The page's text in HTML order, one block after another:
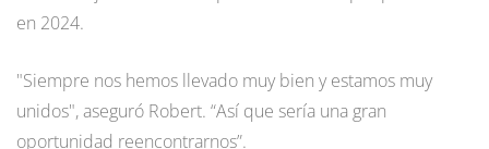
en 2024.
"Siempre nos hemos llevado muy bien y estamos muy
unidos", aseguró Robert. “Así que sería una gran
oportunidad reencontrarnos”.